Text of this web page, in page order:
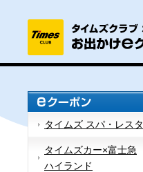
タイムズ スパ・レスタ
タイムズカー×富士急
ハイランド